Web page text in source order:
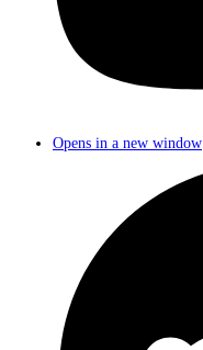
Opens in a new window